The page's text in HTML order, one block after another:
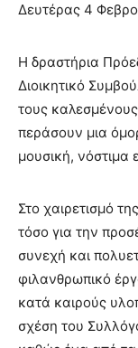
Δευτέρας 4
Η δραστήρια
Διοικητικό
τους
περάσουν μια
μουσική,
Στο χαιρετισμό
τόσο για την
συνεχή και
φιλανθρωπικό
κατά καιρούς
σχέση του